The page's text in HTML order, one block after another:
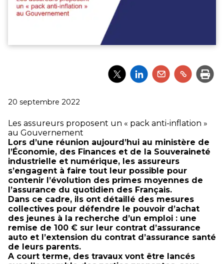
Partager
l'article
Partager
l'article
Partager
l'article
Partager
l'article
Publié
20 septembre 2022
Les assureurs proposent un « pack anti-inflation »
au Gouvernement
Lors d’une réunion aujourd’hui au ministère de
l’Économie, des Finances et de la Souveraineté
industrielle et numérique, les assureurs
s’engagent à faire tout leur possible pour
contenir l’évolution des primes moyennes de
l’assurance du quotidien des Français.
Dans ce cadre, ils ont détaillé des mesures
collectives pour défendre le pouvoir d’achat
des jeunes à la recherche d’un emploi : une
remise de 100 € sur leur contrat d’assurance
auto et l’extension du contrat d’assurance santé
de leurs parents.
A court terme, des travaux vont être lancés